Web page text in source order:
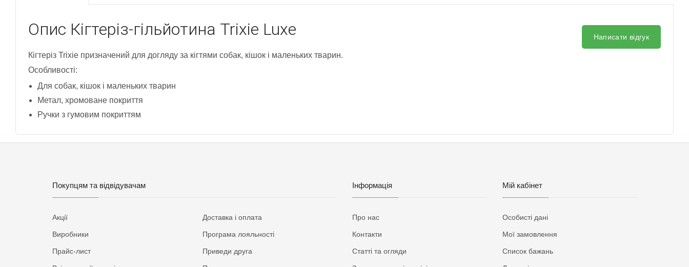
Опис Кігтеріз-гільйотина Trixie Luxe
Кігтеріз Trixie призначений для догляду за кігтями собак, кішок і маленьких тварин.
Особливості:
Для собак, кішок і маленьких тварин
Метал, хромоване покриття
Ручки з гумовим покриттям
Написати відгук
Покупцям та відвідувачам
Акції
Виробники
Прайс-лист
Доставка і оплата
Програма лояльності
Приведи друга
Інформація
Про нас
Контакти
Статті та огляди
Мій кабінет
Особисті дані
Мої замовлення
Список бажань